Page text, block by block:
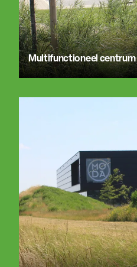
Multifunctioneel centrum